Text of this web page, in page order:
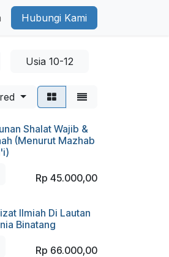
Hubungi Kami
Usia 10-12
Shalat Wajib &
(Menurut Mazhab
Rp 45.000,00
Ilmiah Di Lautan
Binatang
Rp 66.000,00